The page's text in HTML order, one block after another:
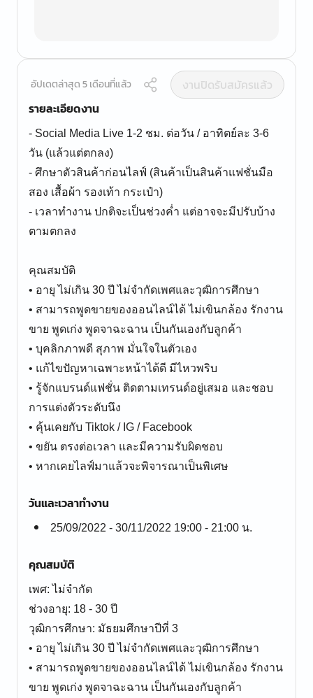
อัปเดตล่าสุด 5 เดือนที่แล้ว
งานปิดรับสมัครแล้ว
รายละเอียดงาน
- Social Media Live 1-2 ชม. ต่อวัน / อาทิตย์ละ 3-6
วัน (แล้วแต่ตกลง)
- ศึกษาตัวสินค้าก่อนไลฟ์ (สินค้าเป็นสินค้าแฟชั่นมือ
สอง เสื้อผ้า รองเท้า กระเป๋า)
- เวลาทำงาน ปกติจะเป็นช่วงค่ำ แต่อาจจะมีปรับบ้าง
ตามตกลง
คุณสมบัติ
• อายุ ไม่เกิน 30 ปี ไม่จำกัดเพศและวุฒิการศึกษา
• สามารถพูดขายของออนไลน์ได้ ไม่เขินกล้อง รักงาน
ขาย พูดเก่ง พูดจาฉะฉาน เป็นกันเองกับลูกค้า
• บุคลิกภาพดี สุภาพ มั่นใจในตัวเอง
• แก้ไขปัญหาเฉพาะหน้าได้ดี มีไหวพริบ
• รู้จักแบรนด์แฟชั่น ติดตามเทรนด์อยู่เสมอ และชอบ
การแต่งตัวระดับนึง
• คุ้นเคยกับ Tiktok / IG / Facebook
• ขยัน ตรงต่อเวลา และมีความรับผิดชอบ
• หากเคยไลฟ์มาแล้วจะพิจารณาเป็นพิเศษ
วันและเวลาทำงาน
25/09/2022 - 30/11/2022 19:00 - 21:00 น.
คุณสมบัติ
เพศ: ไม่จำกัด
ช่วงอายุ: 18 - 30 ปี
วุฒิการศึกษา: มัธยมศึกษาปีที่ 3
• อายุ ไม่เกิน 30 ปี ไม่จำกัดเพศและวุฒิการศึกษา
• สามารถพูดขายของออนไลน์ได้ ไม่เขินกล้อง รักงาน
ขาย พูดเก่ง พูดจาฉะฉาน เป็นกันเองกับลูกค้า